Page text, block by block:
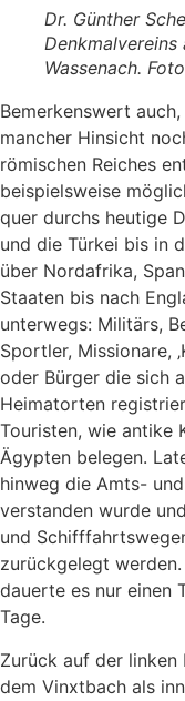
Dr. Günther
Denkmalvereins
Wassenach.
Bemerkenswert
mancher Hinsicht
römischen Reiches
beispielsweise
quer durchs heutige
und die Türkei bis in
über Nordafrika,
Staaten bis nach
unterwegs: Militärs,
Sportler, Missionare,
oder Bürger die sich
Heimatorten
Touristen, wie antike
Ägypten belegen.
hinweg die Amts-
verstanden wurde
und
zurückgelegt
dauerte es nur einen
Tage.
Zurück auf der linken
dem Vinxtbach als